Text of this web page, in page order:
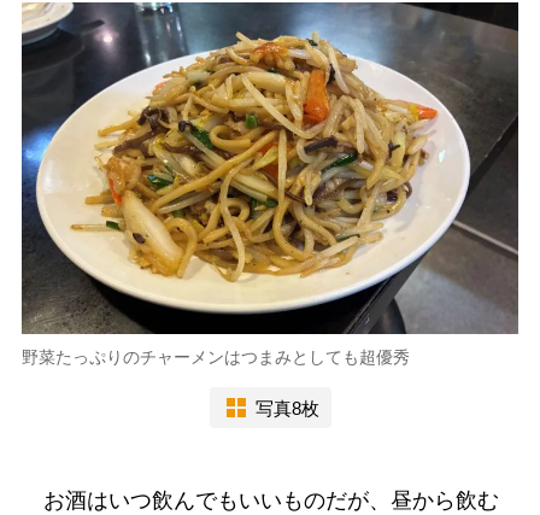
野菜たっぷりのチャーメンはつまみとしても超優秀
写真8枚
お酒はいつ飲んでもいいものだが、昼から飲む